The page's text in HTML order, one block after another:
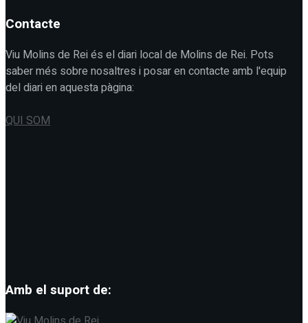
Contacte
Viu Molins de Rei és el diari local de Molins de Rei. Pots
saber més sobre nosaltres i posar en contacte amb l'equip
del diari en aquesta pàgina:
QUI SOM
Amb el suport de: